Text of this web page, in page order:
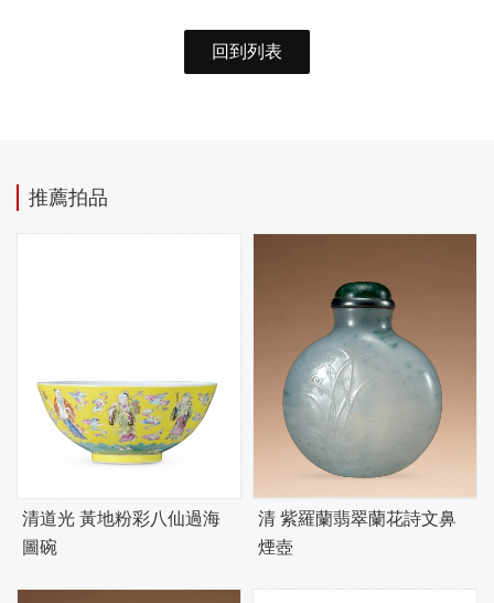
回到列表
推薦拍品
清道光 黃地粉彩八仙過海
圖碗
清 紫羅蘭翡翠蘭花詩文鼻
煙壺